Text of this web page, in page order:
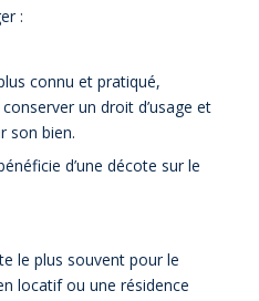
:
connu et pratiqué,
un droit d’usage et
son bien.
d’une décote sur le
le plus souvent pour le
locatif ou une résidence